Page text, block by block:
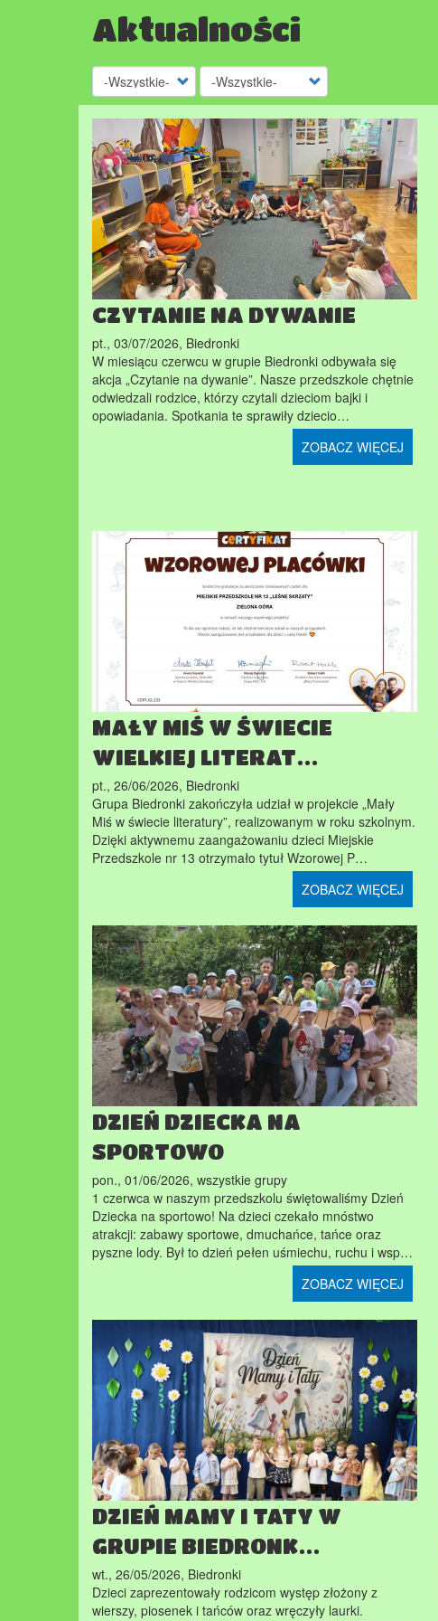
Aktualności
CZYTANIE NA DYWANIE
pt., 03/07/2026, Biedronki
W miesiącu czerwcu w grupie Biedronki odbywała się
akcja „Czytanie na dywanie”. Nasze przedszkole chętnie
odwiedzali rodzice, którzy czytali dzieciom bajki i
opowiadania. Spotkania te sprawiły dziecio…
ZOBACZ WIĘCEJ
MAŁY MIŚ W ŚWIECIE
WIELKIEJ LITERAT…
pt., 26/06/2026, Biedronki
Grupa Biedronki zakończyła udział w projekcie „Mały
Miś w świecie literatury”, realizowanym w roku szkolnym.
Dzięki aktywnemu zaangażowaniu dzieci Miejskie
Przedszkole nr 13 otrzymało tytuł Wzorowej P…
ZOBACZ WIĘCEJ
DZIEŃ DZIECKA NA
SPORTOWO
pon., 01/06/2026, wszystkie grupy
1 czerwca w naszym przedszkolu świętowaliśmy Dzień
Dziecka na sportowo! Na dzieci czekało mnóstwo
atrakcji: zabawy sportowe, dmuchańce, tańce oraz
pyszne lody. Był to dzień pełen uśmiechu, ruchu i wsp…
ZOBACZ WIĘCEJ
DZIEŃ MAMY I TATY W
GRUPIE BIEDRONK…
wt., 26/05/2026, Biedronki
Dzieci zaprezentowały rodzicom występ złożony z
wierszy, piosenek i tańców oraz wręczyły laurki.